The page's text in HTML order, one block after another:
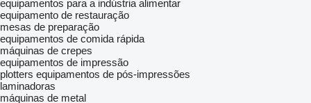
equipamentos para a indústria alimentar
equipamento de restauração
mesas de preparação
equipamentos de comida rápida
máquinas de crepes
equipamentos de impressão
plotters equipamentos de pós-impressões
laminadoras
máquinas de metal